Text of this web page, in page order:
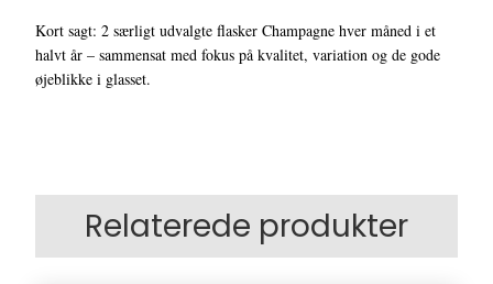
Kort sagt: 2 særligt udvalgte flasker Champagne hver måned i et
halvt år – sammensat med fokus på kvalitet, variation og de gode
øjeblikke i glasset.
Relaterede produkter